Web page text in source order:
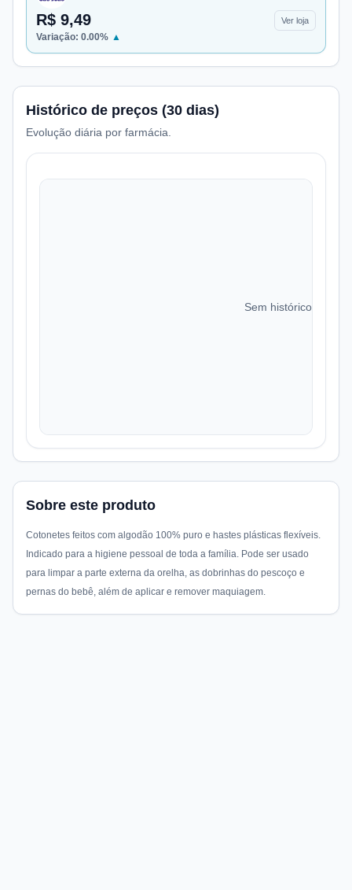
R$ 9,49 Ver loja
Variação: 0.00% ▲
Histórico de preços (30 dias)
Evolução diária por farmácia.
Sem histórico de
Sobre este produto
Cotonetes feitos com algodão 100% puro e hastes plásticas flexíveis.
Indicado para a higiene pessoal de toda a família. Pode ser usado
para limpar a parte externa da orelha, as dobrinhas do pescoço e
pernas do bebê, além de aplicar e remover maquiagem.